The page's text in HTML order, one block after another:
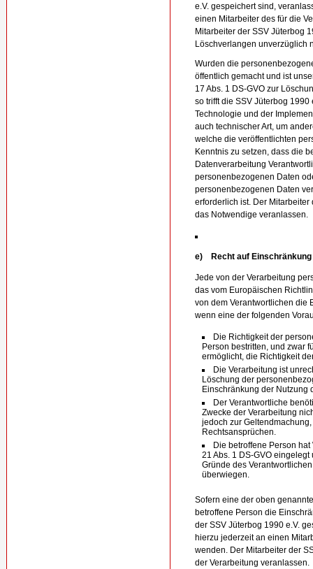
e.V. gespeichert sind,
einen Mitarbeiter des für die
Mitarbeiter der SSV Jüterbog
Löschverlangen unverzüglich
Wurden die
öffentlich gemacht und ist
17 Abs. 1 DS-GVO zur
so trifft die SSV Jüterbog
Technologie und der
auch technischer Art, um
welche die veröffentlichten
Kenntnis zu setzen, dass die
Datenverarbeitung
personenbezogenen Daten
personenbezogenen Daten
erforderlich ist. Der
das Notwendige veranlassen.
e) Recht auf Einschränkung
Jede von der Verarbeitung
das vom Europäischen
von dem Verantwortlichen die
wenn eine der folgenden
Die Richtigkeit der
Person bestritten, und zwar
ermöglicht, die Richtigkeit
Die Verarbeitung ist
Löschung der
Einschränkung der Nutzung
Der Verantwortliche
Zwecke der Verarbeitung
jedoch zur
Rechtsansprüchen.
Die betroffene Person
21 Abs. 1 DS-GVO
Gründe des
überwiegen.
Sofern eine der oben
betroffene Person die
der SSV Jüterbog 1990 e.V.
hierzu jederzeit an einen
wenden. Der Mitarbeiter der
der Verarbeitung veranlassen.